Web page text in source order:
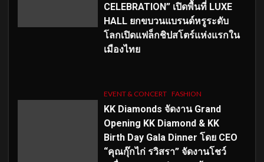
CELEBRATION” เปิดพื้นที่ LUXE
HALL ยกขบวนแบรนด์หรูระดับ
โลกเปิดแฟล็กชิปสโตร์แห่งแรกใน
เมืองไทย
EVENT & CONCERT FASHION
KK Diamonds จัดงาน Grand
Opening KK Diamond & KK
Birth Day Gala Dinner โดย CEO
“คุณกุ๊กไก่ รวิสรา” จัดงานโชว์